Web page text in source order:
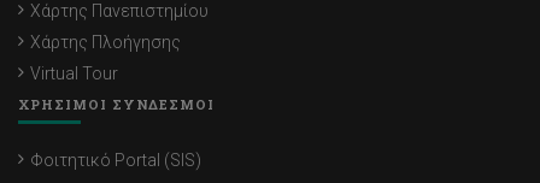
Χάρτης Πανεπιστημίου
Χάρτης Πλοήγησης
Virtual Tour
ΧΡΗΣΙΜΟΙ ΣΥΝΔΕΣΜΟΙ
Φοιτητικό Portal (SIS)